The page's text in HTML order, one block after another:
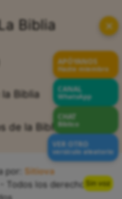
Sin voz
Biblia
la Biblia
de la Biblia
por:
Sitiova
Todos los derechos
✕
APÓYANOS
Hazte miembro
CANAL
WhatsApp
CHAT
Bíblico
VER OTRO
versículo aleatorio